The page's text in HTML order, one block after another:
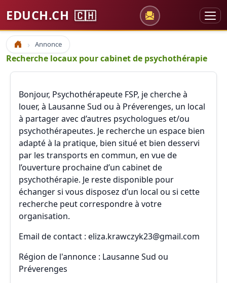
EDUCH.CH 🇨🇭
Accueil Annonce
Recherche locaux pour cabinet de psychothérapie
Bonjour, Psychothérapeute FSP, je cherche à
louer, à Lausanne Sud ou à Préverenges, un local
à partager avec d’autres psychologues et/ou
psychothérapeutes. Je recherche un espace bien
adapté à la pratique, bien situé et bien desservi
par les transports en commun, en vue de
l’ouverture prochaine d’un cabinet de
psychothérapie. Je reste disponible pour
échanger si vous disposez d’un local ou si cette
recherche peut correspondre à votre
organisation.
Email de contact : eliza.krawczyk23@gmail.com
Région de l'annonce : Lausanne Sud ou
Préverenges